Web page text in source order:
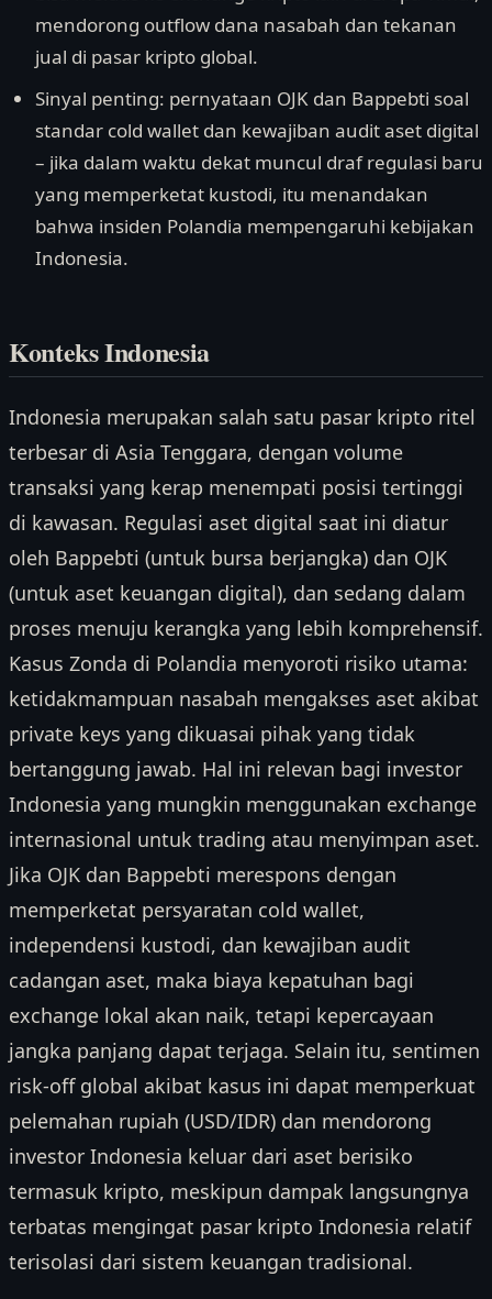
mendorong outflow dana nasabah dan tekanan
jual di pasar kripto global.
Sinyal penting: pernyataan OJK dan Bappebti soal
standar cold wallet dan kewajiban audit aset digital
– jika dalam waktu dekat muncul draf regulasi baru
yang memperketat kustodi, itu menandakan
bahwa insiden Polandia mempengaruhi kebijakan
Indonesia.
Konteks Indonesia
Indonesia merupakan salah satu pasar kripto ritel
terbesar di Asia Tenggara, dengan volume
transaksi yang kerap menempati posisi tertinggi
di kawasan. Regulasi aset digital saat ini diatur
oleh Bappebti (untuk bursa berjangka) dan OJK
(untuk aset keuangan digital), dan sedang dalam
proses menuju kerangka yang lebih komprehensif.
Kasus Zonda di Polandia menyoroti risiko utama:
ketidakmampuan nasabah mengakses aset akibat
private keys yang dikuasai pihak yang tidak
bertanggung jawab. Hal ini relevan bagi investor
Indonesia yang mungkin menggunakan exchange
internasional untuk trading atau menyimpan aset.
Jika OJK dan Bappebti merespons dengan
memperketat persyaratan cold wallet,
independensi kustodi, dan kewajiban audit
cadangan aset, maka biaya kepatuhan bagi
exchange lokal akan naik, tetapi kepercayaan
jangka panjang dapat terjaga. Selain itu, sentimen
risk-off global akibat kasus ini dapat memperkuat
pelemahan rupiah (USD/IDR) dan mendorong
investor Indonesia keluar dari aset berisiko
termasuk kripto, meskipun dampak langsungnya
terbatas mengingat pasar kripto Indonesia relatif
terisolasi dari sistem keuangan tradisional.